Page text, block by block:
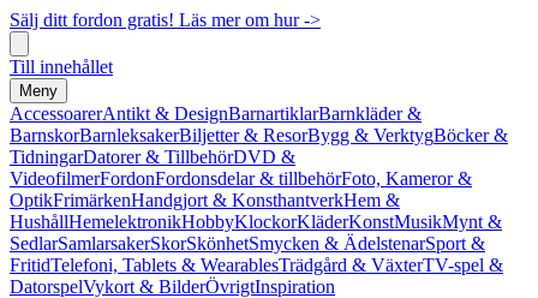
Sälj ditt fordon gratis! Läs mer om hur ->
Till innehållet
Meny
AccessoarerAntikt & DesignBarnartiklarBarnkläder &
BarnskorBarnleksakerBiljetter & ResorBygg & VerktygBöcker &
TidningarDatorer & TillbehörDVD &
VideofilmerFordonFordonsdelar & tillbehörFoto, Kameror &
OptikFrimärkenHandgjort & KonsthantverkHem &
HushållHemelektronikHobbyKlockorKläderKonstMusikMynt &
SedlarSamlarsakerSkorSkönhetSmycken & ÄdelstenarSport &
FritidTelefoni, Tablets & WearablesTrädgård & VäxterTV-spel &
DatorspelVykort & BilderÖvrigtInspiration